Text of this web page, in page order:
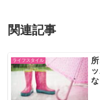
関連記事
ライフスタイル
な